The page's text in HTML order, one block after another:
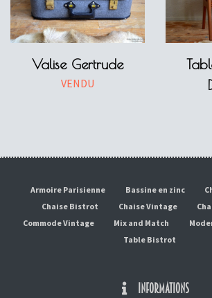
Valise Gertrude
VENDU
Armoire Parisienne Bassine en zinc
Chaise Bistrot
Chaise Vintage
Commode Vintage
Mix and Match
Table Bistrot
INFORMATIONS